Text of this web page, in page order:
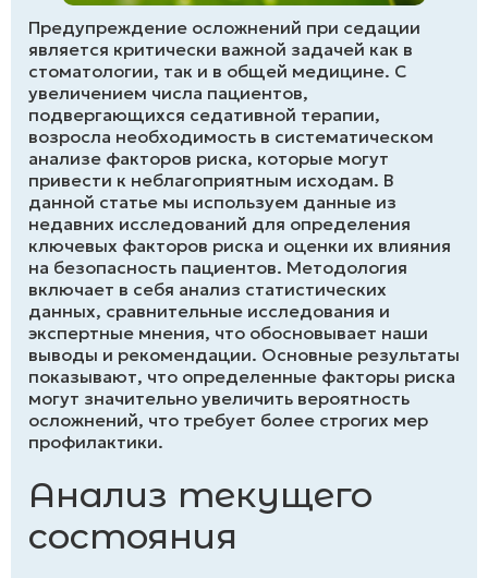
Предупреждение осложнений при седации
является критически важной задачей как в
стоматологии, так и в общей медицине. С
увеличением числа пациентов,
подвергающихся седативной терапии,
возросла необходимость в систематическом
анализе факторов риска, которые могут
привести к неблагоприятным исходам. В
данной статье мы используем данные из
недавних исследований для определения
ключевых факторов риска и оценки их влияния
на безопасность пациентов. Методология
включает в себя анализ статистических
данных, сравнительные исследования и
экспертные мнения, что обосновывает наши
выводы и рекомендации. Основные результаты
показывают, что определенные факторы риска
могут значительно увеличить вероятность
осложнений, что требует более строгих мер
профилактики.
Анализ текущего
состояния